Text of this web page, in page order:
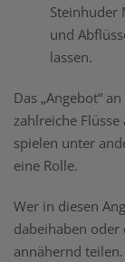
Steinhuder
und
lassen.
Das „Angebot“
zahlreiche
spielen unter
eine Rolle.
Wer in diesen
dabeihaben oder
annähernd